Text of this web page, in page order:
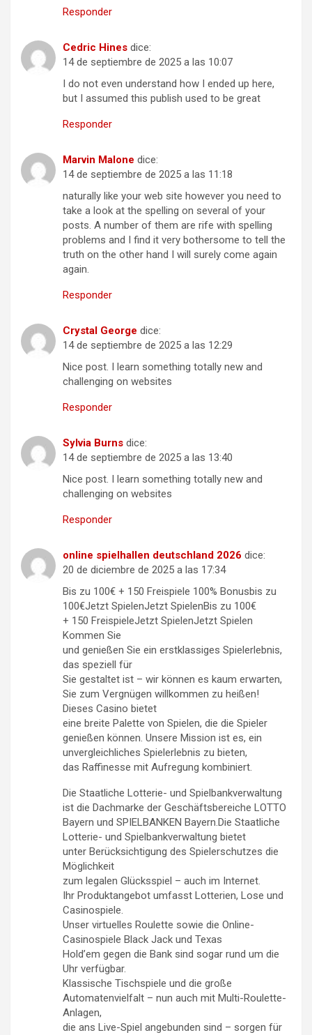
Responder
Cedric Hines dice:
14 de septiembre de 2025 a las 10:07
I do not even understand how I ended up here,
but I assumed this publish used to be great
Responder
Marvin Malone dice:
14 de septiembre de 2025 a las 11:18
naturally like your web site however you need to
take a look at the spelling on several of your
posts. A number of them are rife with spelling
problems and I find it very bothersome to tell the
truth on the other hand I will surely come again
again.
Responder
Crystal George dice:
14 de septiembre de 2025 a las 12:29
Nice post. I learn something totally new and
challenging on websites
Responder
Sylvia Burns dice:
14 de septiembre de 2025 a las 13:40
Nice post. I learn something totally new and
challenging on websites
Responder
online spielhallen deutschland 2026 dice:
20 de diciembre de 2025 a las 17:34
Bis zu 100€ + 150 Freispiele 100% Bonusbis zu
100€Jetzt SpielenJetzt SpielenBis zu 100€
+ 150 FreispieleJetzt SpielenJetzt Spielen
Kommen Sie
und genießen Sie ein erstklassiges Spielerlebnis,
das speziell für
Sie gestaltet ist – wir können es kaum erwarten,
Sie zum Vergnügen willkommen zu heißen!
Dieses Casino bietet
eine breite Palette von Spielen, die die Spieler
genießen können. Unsere Mission ist es, ein
unvergleichliches Spielerlebnis zu bieten,
das Raffinesse mit Aufregung kombiniert.
Die Staatliche Lotterie- und Spielbankverwaltung
ist die Dachmarke der Geschäftsbereiche LOTTO
Bayern und SPIELBANKEN Bayern.Die Staatliche
Lotterie- und Spielbankverwaltung bietet
unter Berücksichtigung des Spielerschutzes die
Möglichkeit
zum legalen Glücksspiel – auch im Internet.
Ihr Produktangebot umfasst Lotterien, Lose und
Casinospiele.
Unser virtuelles Roulette sowie die Online-
Casinospiele Black Jack und Texas
Hold’em gegen die Bank sind sogar rund um die
Uhr verfügbar.
Klassische Tischspiele und die große
Automatenvielfalt – nun auch mit Multi-Roulette-
Anlagen,
die ans Live-Spiel angebunden sind – sorgen für